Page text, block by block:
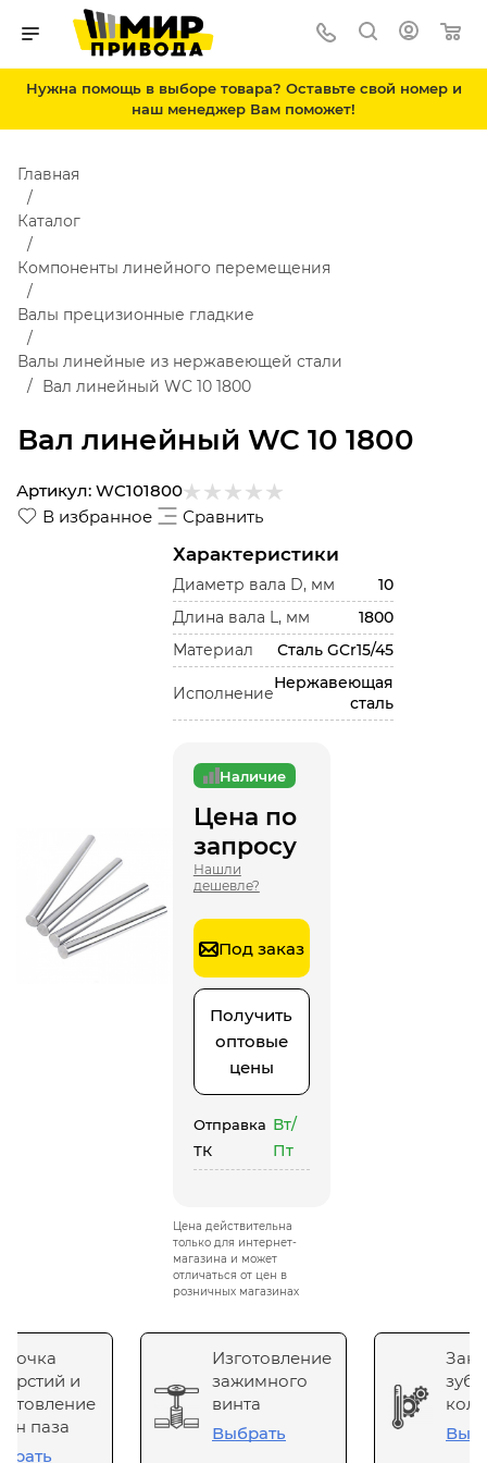
Нужна помощь в выборе товара? Оставьте свой номер и
наш менеджер Вам поможет!
Вал линейный WC 10 1800
Главная
Каталог
Компоненты линейного перемещения
Валы прецизионные гладкие
Валы линейные из нержавеющей стали
Вал линейный WC 10 1800
В избранное Сравнить
Артикул: WC101800
Характеристики
Диаметр вала D, мм
10
Длина вала L, мм
1800
Материал
Сталь GCr15/45
Исполнение
Нержавеющая
сталь
Наличие
Цена по
запросу
Нашли
дешевле?
Под заказ
Получить
оптовые
цены
Отправка
ТК
Вт/
Пт
Цена действительна
только для интернет-
магазина и может
отличаться от цен в
розничных магазинах
и
паза
Изготовление
зажимного
винта
Выбрать